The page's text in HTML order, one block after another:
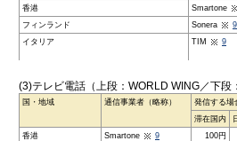
香港
Smartone
フィンランド
Sonera
9
イタリア
TIM 9
(3)テレビ電話（上段：WORLD WING／下段
国・地域 通信事業者（略称）
発信する場
滞在国内
香港
Smartone 9
100円